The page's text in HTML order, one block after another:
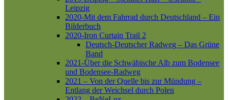
Leipzig
2020-Mit dem Fahrrad durch Deutschland – Ein
Bilderbuch
2020-Iron Curtain Trail 2
Deutsch-Deutscher Radweg – Das Grüne
Band
2021-Über die Schwäbische Alb zum Bodensee
und Bodensee-Radweg
2021 – Von der Quelle bis zur Mündung –
Entlang der Weichsel durch Polen